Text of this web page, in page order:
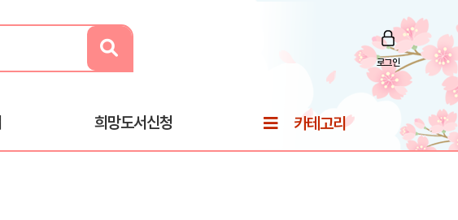
로그인
희망도서신청 카테고리